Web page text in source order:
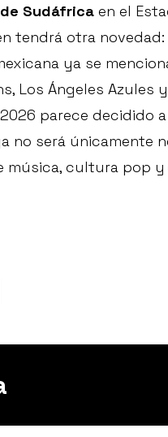
Sudáfrica en el
tendrá otra novedad:
ya se
Los Ángeles Azules
parece decidido
no será únicamente
cultura pop